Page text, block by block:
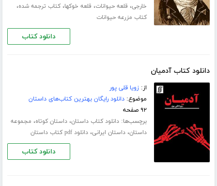
خارجی، قلعه حیوانات، قلعه خوکها،کتاب ترجمه شده،
کتاب مزرعه حیوانات
دانلود کتاب
دانلود کتاب آدمیان
از:زویا قلی پور
موضوع:دانلود رایگان بهترین کتاب‌های داستان
۹۲ صفحه
برچسب‌ها:دانلود کتاب داستان،داستان کوتاه، مجموعه
داستان،داستان ایرانی،دانلود pdf کتاب داستان
دانلود کتاب